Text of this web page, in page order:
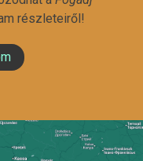
részleteiről!